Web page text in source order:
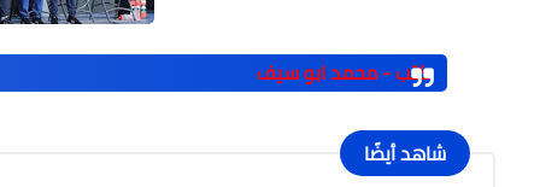
كتب - محمد ابو سيف
شاهد أيضًا